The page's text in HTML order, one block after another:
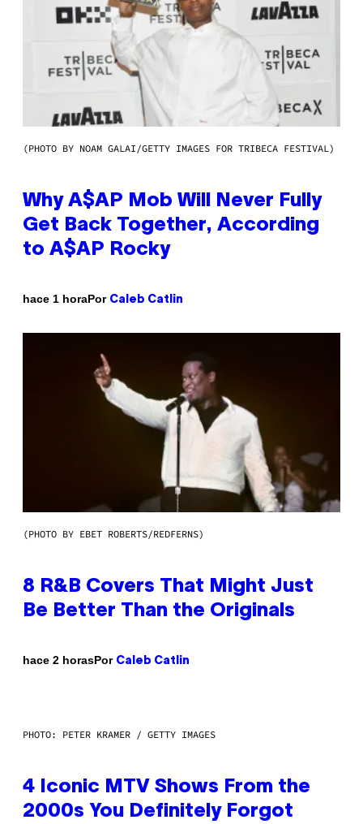
(PHOTO BY NOAM GALAI/GETTY IMAGES FOR TRIBECA FESTIVAL)
Why A$AP Mob Will Never Fully
Get Back Together, According
to A$AP Rocky
hace 1 horaPor Caleb Catlin
(PHOTO BY EBET ROBERTS/REDFERNS)
8 R&B Covers That Might Just
Be Better Than the Originals
hace 2 horasPor Caleb Catlin
PHOTO: PETER KRAMER / GETTY IMAGES
4 Iconic MTV Shows From the
2000s You Definitely Forgot